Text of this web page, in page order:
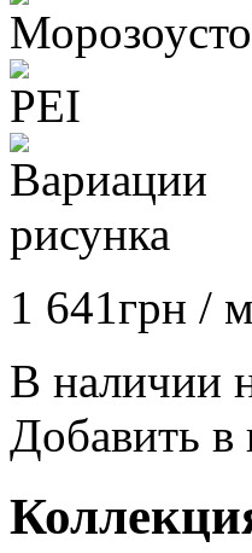
1 641грн /
В наличии
Добавить в